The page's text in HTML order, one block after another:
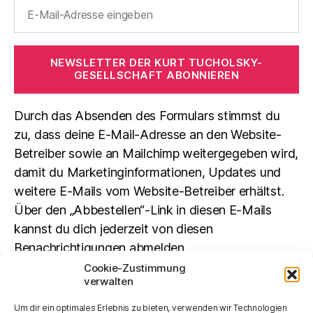
Cookie-Zustimmung
verwalten
Um dir ein optimales Erlebnis zu bieten, verwenden wir Technologien
NEWSLETTER DER KURT TUCHOLSKY-
GESELLSCHAFT ABONNIEREN
Durch das Absenden des Formulars stimmst du
zu, dass deine E-Mail-Adresse an den Website-
Betreiber sowie an Mailchimp weitergegeben wird,
damit du Marketinginformationen, Updates und
weitere E-Mails vom Website-Betreiber erhältst.
Über den „Abbestellen“-Link in diesen E-Mails
kannst du dich jederzeit von diesen
Benachrichtigungen abmelden.